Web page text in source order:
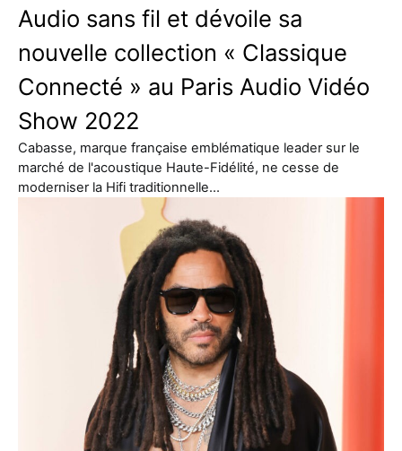
Audio sans fil et dévoile sa
nouvelle collection « Classique
Connecté » au Paris Audio Vidéo
Show 2022
Cabasse, marque française emblématique leader sur le
marché de l'acoustique Haute-Fidélité, ne cesse de
moderniser la Hifi traditionnelle…